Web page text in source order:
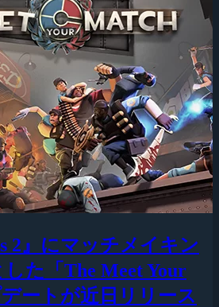
2』にマッチメイキン
た「The Meet Your
ートが近日リリース